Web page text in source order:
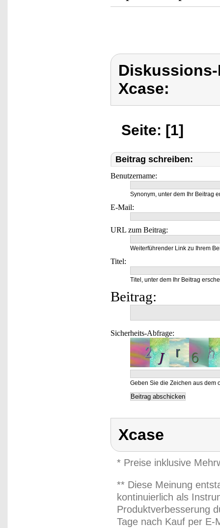
Xcase:
Seite: [1]
Beitrag schreiben:
Benutzername:
Synonym, unter dem Ihr Beitrag
E-Mail:
URL zum Beitrag:
Weiterführender Link zu Ihrem
Titel:
Titel, unter dem Ihr Beitrag
Beitrag:
Sicherheits-Abfrage:
Geben Sie die Zeichen aus dem
Xcase
* Preise inklusive
** Diese Meinung
kontinuierlich als
Produktverbesserung
Tage nach Kauf per E-